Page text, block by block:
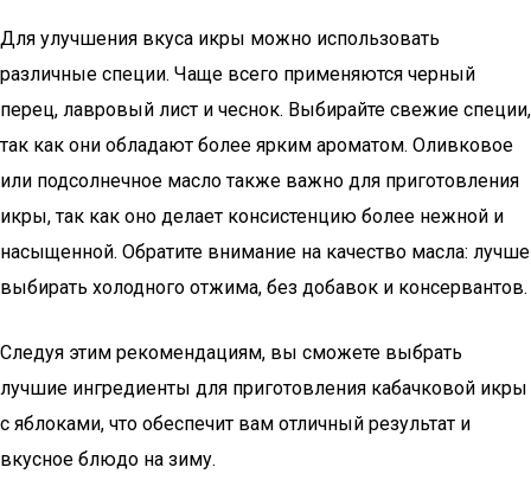
Для улучшения вкуса икры можно использовать
различные специи. Чаще всего применяются черный
перец, лавровый лист и чеснок. Выбирайте свежие специи,
так как они обладают более ярким ароматом. Оливковое
или подсолнечное масло также важно для приготовления
икры, так как оно делает консистенцию более нежной и
насыщенной. Обратите внимание на качество масла: лучше
выбирать холодного отжима, без добавок и консервантов.
Следуя этим рекомендациям, вы сможете выбрать
лучшие ингредиенты для приготовления кабачковой икры
с яблоками, что обеспечит вам отличный результат и
вкусное блюдо на зиму.